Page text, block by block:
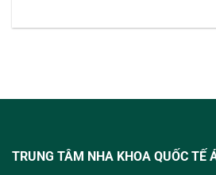
TRUNG TÂM NHA KHOA QUỐC TẾ